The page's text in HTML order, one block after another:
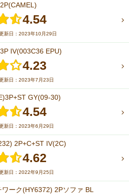
4.54
新日：2023年10月29日
IV(003C36 EPU)
4.23
新日：2023年7月23日
GY(09-30)
4.54
新日：2023年6月29日
2P+C+ST IV(2C)
4.62
新日：2022年9月25日
ーク(HY6372) 2Pソファ BL